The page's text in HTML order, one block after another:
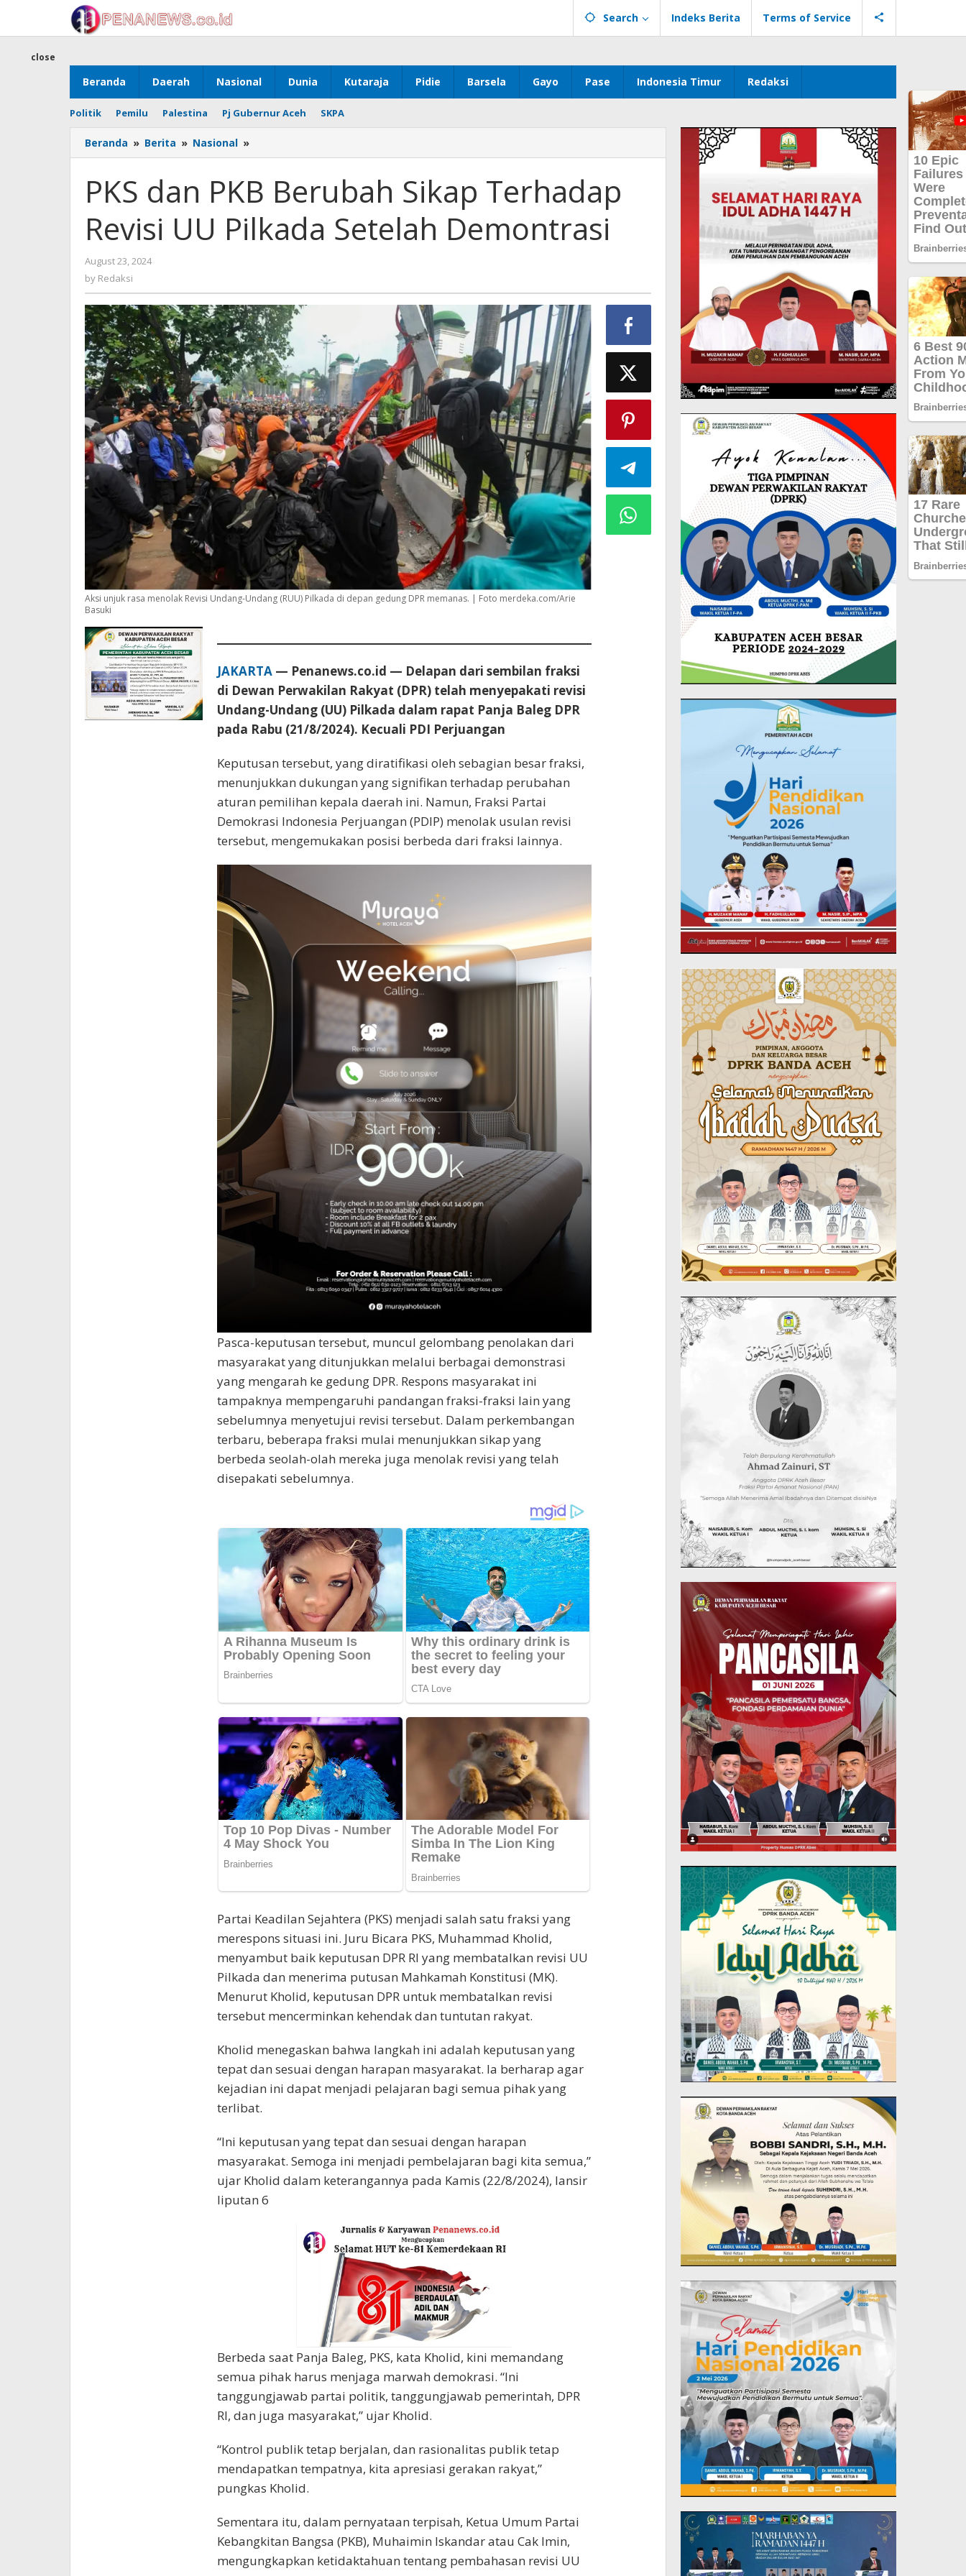
content
Search Indeks Berita Terms of Service
Beranda Daerah Nasional Dunia Kutaraja Pidie Barsela Gayo Pase Indonesia Timur Redaksi
Politik Pemilu Palestina Pj Gubernur Aceh SKPA
close
Beranda » Berita » Nasional »
dan
Berubah
Sikap
Terhadap
Revisi
Demontrasi
PKS dan PKB Berubah Sikap Terhadap
Revisi UU Pilkada Setelah Demontrasi
August 23, 2024
by Redaksi
Aksi unjuk rasa menolak Revisi Undang-Undang (RUU) Pilkada di depan gedung DPR memanas. | Foto merdeka.com/Arie
Basuki
JAKARTA— Penanews.co.id — Delapan dari sembilan fraksi
di Dewan Perwakilan Rakyat (DPR) telah menyepakati revisi
Undang-Undang (UU) Pilkada dalam rapat Panja Baleg DPR
pada Rabu (21/8/2024). Kecuali PDI Perjuangan
Keputusan tersebut, yang diratifikasi oleh sebagian besar fraksi,
menunjukkan dukungan yang signifikan terhadap perubahan
aturan pemilihan kepala daerah ini. Namun, Fraksi Partai
Demokrasi Indonesia Perjuangan (PDIP) menolak usulan revisi
tersebut, mengemukakan posisi berbeda dari fraksi lainnya.
Pasca-keputusan tersebut, muncul gelombang penolakan dari
masyarakat yang ditunjukkan melalui berbagai demonstrasi
yang mengarah ke gedung DPR. Respons masyarakat ini
tampaknya mempengaruhi pandangan fraksi-fraksi lain yang
sebelumnya menyetujui revisi tersebut. Dalam perkembangan
terbaru, beberapa fraksi mulai menunjukkan sikap yang
berbeda seolah-olah mereka juga menolak revisi yang telah
disepakati sebelumnya.
Partai Keadilan Sejahtera (PKS) menjadi salah satu fraksi yang
merespons situasi ini. Juru Bicara PKS, Muhammad Kholid,
menyambut baik keputusan DPR RI yang membatalkan revisi UU
Pilkada dan menerima putusan Mahkamah Konstitusi (MK).
Menurut Kholid, keputusan DPR untuk membatalkan revisi
tersebut mencerminkan kehendak dan tuntutan rakyat.
Kholid menegaskan bahwa langkah ini adalah keputusan yang
tepat dan sesuai dengan harapan masyarakat. Ia berharap agar
kejadian ini dapat menjadi pelajaran bagi semua pihak yang
terlibat.
“Ini keputusan yang tepat dan sesuai dengan harapan
masyarakat. Semoga ini menjadi pembelajaran bagi kita semua,”
ujar Kholid dalam keterangannya pada Kamis (22/8/2024), lansir
liputan 6
Berbeda saat Panja Baleg, PKS, kata Kholid, kini memandang
semua pihak harus menjaga marwah demokrasi. “Ini
tanggungjawab partai politik, tanggungjawab pemerintah, DPR
RI, dan juga masyarakat,” ujar Kholid.
“Kontrol publik tetap berjalan, dan rasionalitas publik tetap
mendapatkan tempatnya, kita apresiasi gerakan rakyat,”
pungkas Kholid.
Sementara itu, dalam pernyataan terpisah, Ketua Umum Partai
Kebangkitan Bangsa (PKB), Muhaimin Iskandar atau Cak Imin,
mengungkapkan ketidaktahuan tentang pembahasan revisi UU